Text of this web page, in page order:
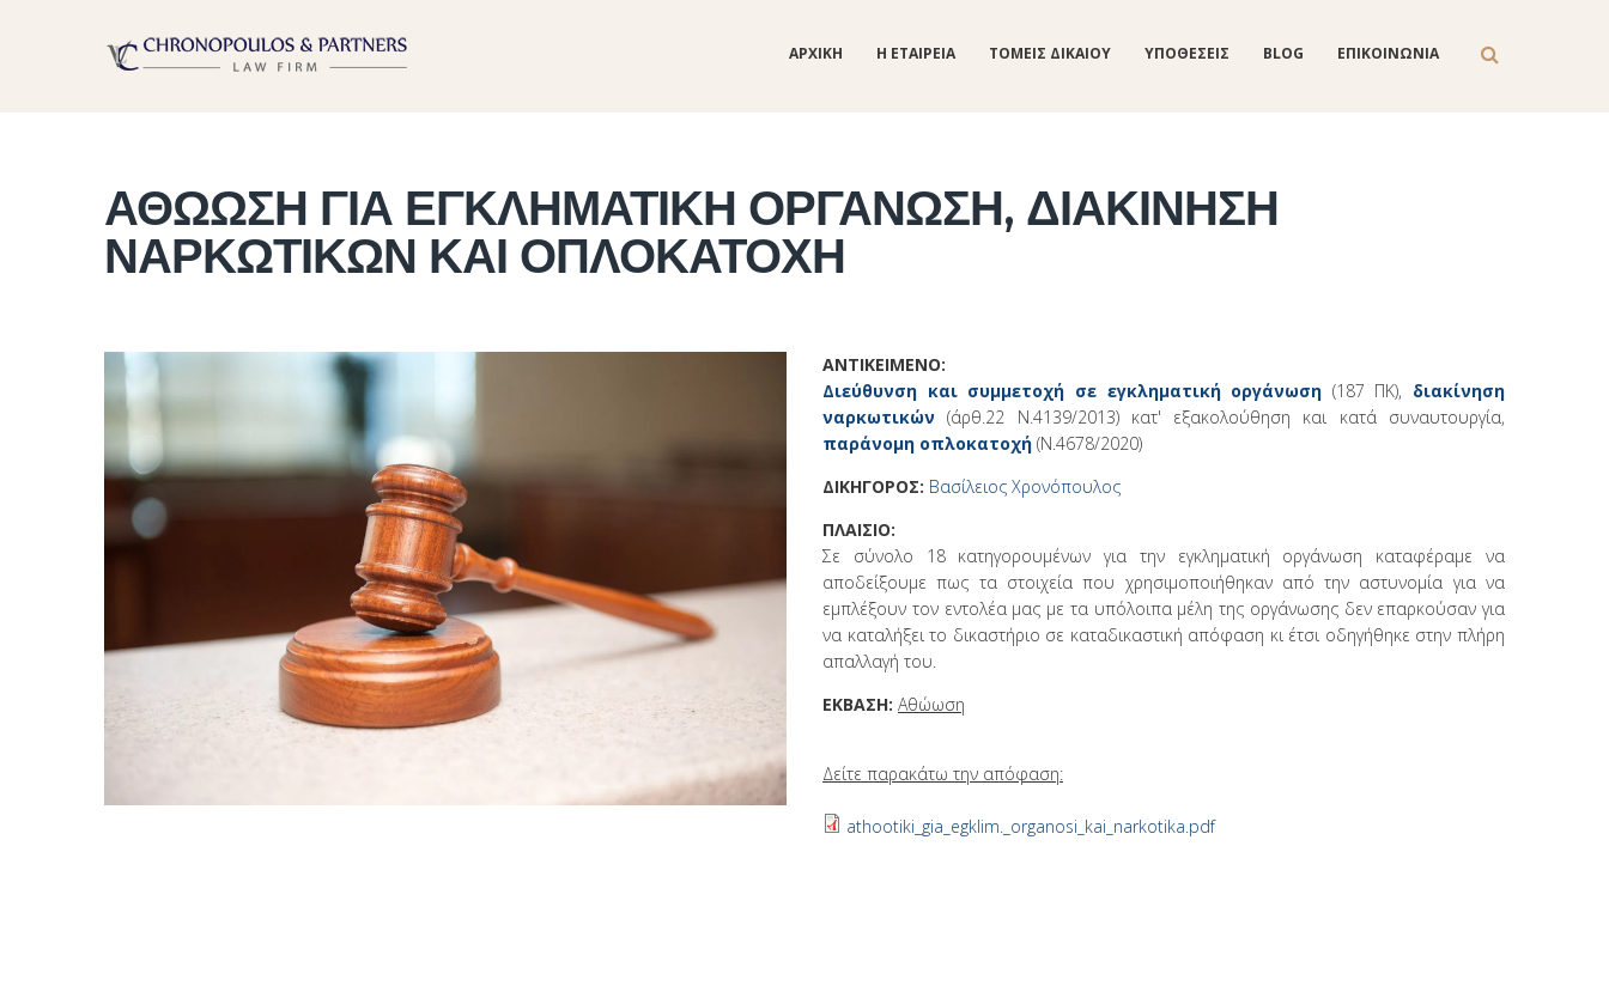
ΑΡΧΙΚΗ Η ΕΤΑΙΡΕΙΑ ΤΟΜΕΙΣ ΔΙΚΑΙΟΥ ΥΠΟΘΕΣΕΙΣ BLOG ΕΠΙΚΟΙΝΩΝΙΑ
ΑΘΩΩΣΗ ΓΙΑ ΕΓΚΛΗΜΑΤΙΚΗ ΟΡΓΑΝΩΣΗ, ΔΙΑΚΙΝΗΣΗ
ΝΑΡΚΩΤΙΚΩΝ ΚΑΙ ΟΠΛΟΚΑΤΟΧΗ
ΑΝΤΙΚΕΙΜΕΝΟ:
Διεύθυνση και συμμετοχή σε εγκληματική οργάνωση (187 ΠΚ), διακίνηση
ναρκωτικών (άρθ.22 Ν.4139/2013) κατ' εξακολούθηση και κατά συναυτουργία,
παράνομη οπλοκατοχή (Ν.4678/2020)
ΔΙΚΗΓΟΡΟΣ: Βασίλειος Χρονόπουλος
ΠΛΑΙΣΙΟ:
Σε σύνολο 18 κατηγορουμένων για την εγκληματική οργάνωση καταφέραμε να
αποδείξουμε πως τα στοιχεία που χρησιμοποιήθηκαν από την αστυνομία για να
εμπλέξουν τον εντολέα μας με τα υπόλοιπα μέλη της οργάνωσης δεν επαρκούσαν για
να καταλήξει το δικαστήριο σε καταδικαστική απόφαση κι έτσι οδηγήθηκε στην πλήρη
απαλλαγή του.
ΕΚΒΑΣΗ: Αθώωση
Δείτε παρακάτω την απόφαση:
athootiki_gia_egklim._organosi_kai_narkotika.pdf